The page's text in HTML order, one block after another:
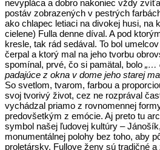
nevypláca a dobro nakoniec vždy
postáv zobrazených v pestrých
ako chlapec letiaci na divokej husi, na
cielene) Fulla denne díval. A pod
kresle, tak rád sedával. To bol
čerpal a ktorý mal na jeho tvorbu
spomínal, prvé, čo si pamätal, bolo „…
padajúce z okna v dome jeho starej
So svetlom, tvarom, farbou a
svoj tvorivý život, cez ne rozprával
vychádzal priamo z rovnomennej
predovšetkým z emócie. Aj preto tu
symbol našej ľudovej kultúry –
monumentálnej polohy bez toho, aby
proletársky. Fullove ženy sú tradičné a